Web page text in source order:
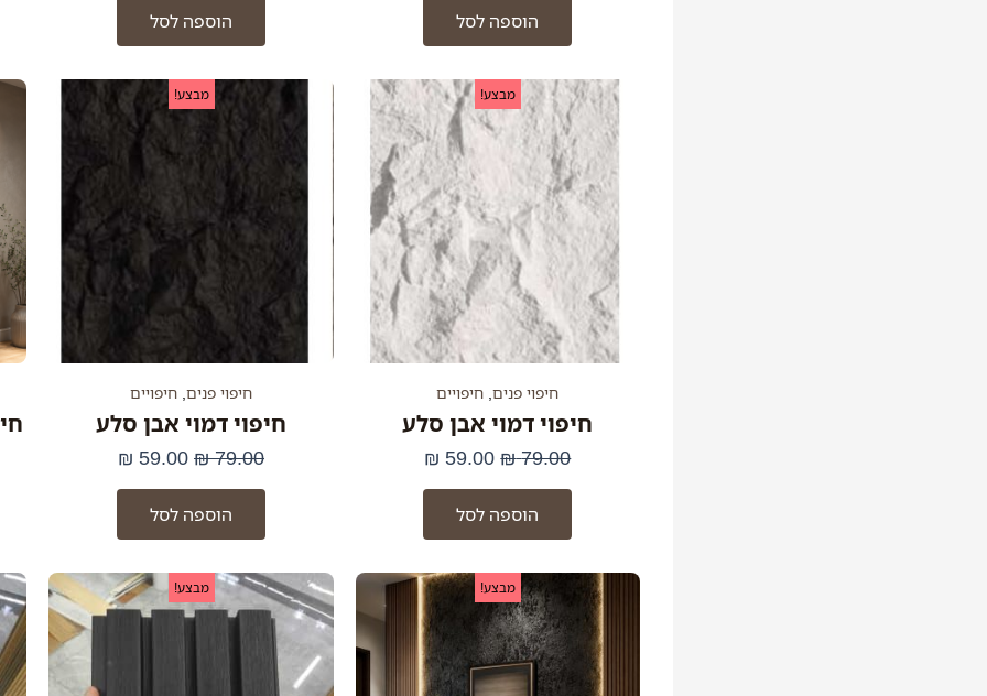
הוספה לסל הוספה לסל
מבצע!
חיפוי פנים, חיפויים
חיפוי דמוי אבן סלע
79.00
₪
המחיר
המקורי
היה:
79.00 ₪.
59.00
₪
המחיר
הנוכחי
הוא:
59.00 ₪.
הוספה לסל
מבצע!
חיפוי פנים, חיפויים
חיפוי דמוי אבן סלע
79.00
₪
המחיר
המקורי
היה:
79.00 ₪.
59.00
₪
המחיר
הנוכחי
הוא:
59.00 ₪.
הוספה לסל
מבצע!המחיר
המקורי
היה:
420.00 ₪.
המחיר
הנוכחי
הוא:
295.00 ₪.
מבצע!המחיר
המקורי
המחיר
הנוכחי
הוא:
116.80 ₪.